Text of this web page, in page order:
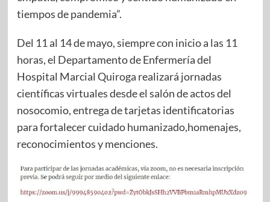
tiempos de pandemia”.
Del 11 al 14 de mayo, siempre con inicio a las 11
horas, el Departamento de Enfermería del
Hospital Marcial Quiroga realizará jornadas
científicas virtuales desde el salón de actos del
nosocomio, entrega de tarjetas identificatorias
para fortalecer cuidado humanizado,homenajes,
reconocimientos y menciones.